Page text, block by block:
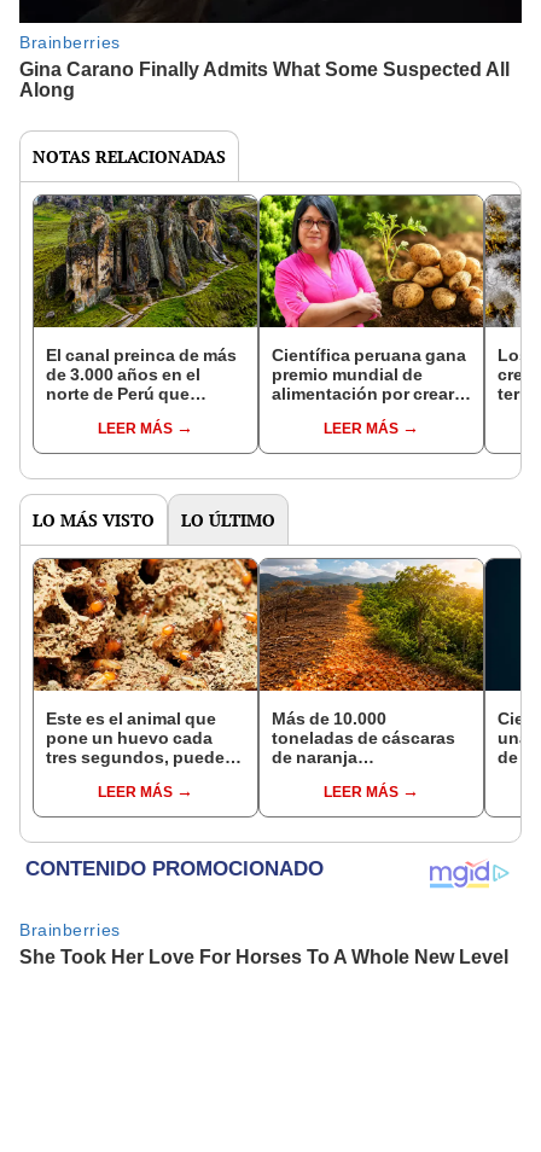
NOTAS RELACIONADAS
El canal preinca de más
de 3.000 años en el
norte de Perú que
por su posible conexión
entre océanos
LEER MÁS
Científica peruana gana
premio mundial de
alimentación por crear
para combatir la anemia
LEER MÁS
Los
LO MÁS VISTO LO ÚLTIMO
Este es el animal que
pone un huevo cada
tres segundos, puede
habita en casi todo el
planeta, excepto en la
LEER MÁS
Más de 10.000
toneladas de cáscaras
de naranja
ecosistema de Costa
Rica: 16 años después,
LEER MÁS
una
de la